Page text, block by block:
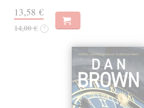
13,58 €
14,00 € ?